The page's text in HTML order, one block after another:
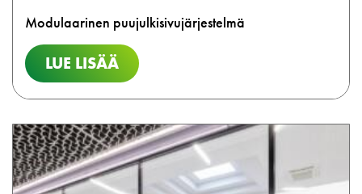
Modulaarinen puujulkisivujärjestelmä
LUE LISÄÄ